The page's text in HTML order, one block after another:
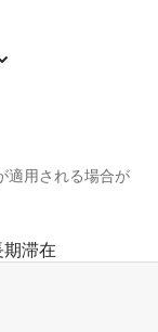
適用される場合が
期滞在